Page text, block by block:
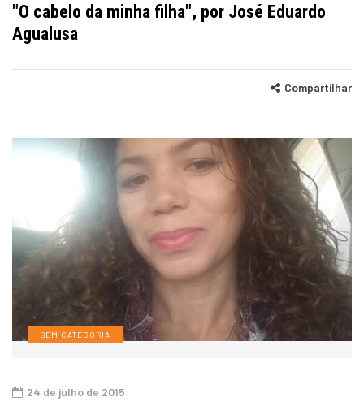
"O cabelo da minha filha", por José Eduardo
Agualusa
Compartilhar
SEM CATEGORIA
24 de julho de 2015